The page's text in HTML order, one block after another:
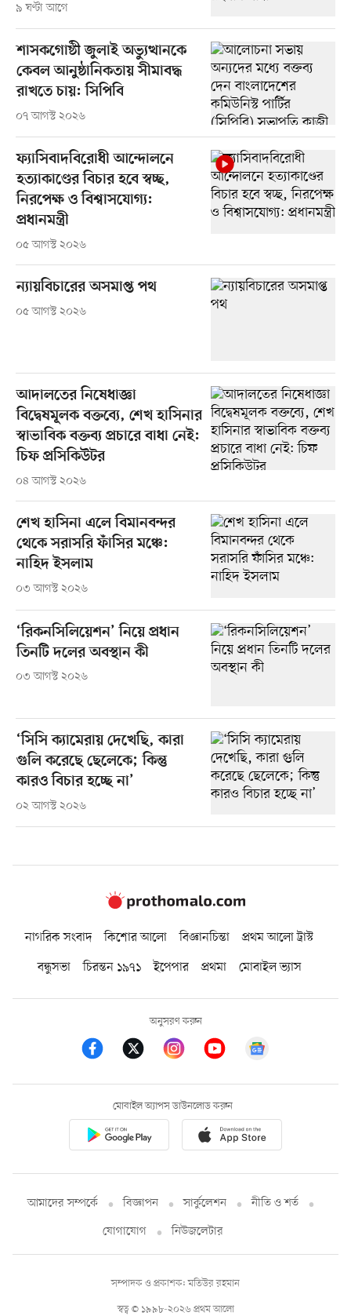
৯ ঘণ্টা আগে
শাসকগোষ্ঠী জুলাই অভ্যুত্থানকে
কেবল আনুষ্ঠানিকতায় সীমাবদ্ধ
রাখতে চায়: সিপিবি
০৭ আগস্ট ২০২৬
ফ্যাসিবাদবিরোধী আন্দোলনে
হত্যাকাণ্ডের বিচার হবে স্বচ্ছ,
নিরপেক্ষ ও বিশ্বাসযোগ্য:
প্রধানমন্ত্রী
০৫ আগস্ট ২০২৬
ন্যায়বিচারের অসমাপ্ত পথ
০৫ আগস্ট ২০২৬
আদালতের নিষেধাজ্ঞা
বিদ্বেষমূলক বক্তব্যে, শেখ হাসিনার
স্বাভাবিক বক্তব্য প্রচারে বাধা নেই:
চিফ প্রসিকিউটর
০৪ আগস্ট ২০২৬
শেখ হাসিনা এলে বিমানবন্দর
থেকে সরাসরি ফাঁসির মঞ্চে:
নাহিদ ইসলাম
০৩ আগস্ট ২০২৬
‘রিকনসিলিয়েশন’ নিয়ে প্রধান
তিনটি দলের অবস্থান কী
০৩ আগস্ট ২০২৬
‘সিসি ক্যামেরায় দেখেছি, কারা
গুলি করেছে ছেলেকে; কিন্তু
কারও বিচার হচ্ছে না’
০২ আগস্ট ২০২৬
নাগরিক সংবাদ কিশোর আলো বিজ্ঞানচিন্তা
প্রথম আলো ট্রাস্ট
বন্ধুসভা
চিরন্তন ১৯৭১ ইপেপার প্রথমা মোবাইল ভ্যাস
অনুসরণ করুন
মোবাইল অ্যাপস ডাউনলোড করুন
আমাদের সম্পর্কে বিজ্ঞাপন সার্কুলেশন
নীতি ও শর্ত
যোগাযোগ
নিউজলেটার
স্বত্ব © ১৯৯৮-২০২৬ প্রথম আলো
সম্পাদক ও প্রকাশক: মতিউর রহমান